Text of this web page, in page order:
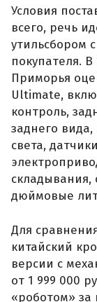
Условия
всего, речь
утильсбором
покупателя.
Приморья
Ultimate,
контроль,
заднего
света,
складывания,
дюймовые
Для
китайский
версии с
от 1 999 000
«роботом» за